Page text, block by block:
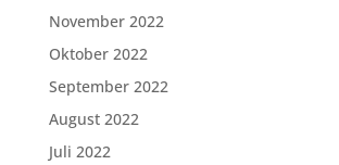
November 2022
Oktober 2022
September 2022
August 2022
Juli 2022